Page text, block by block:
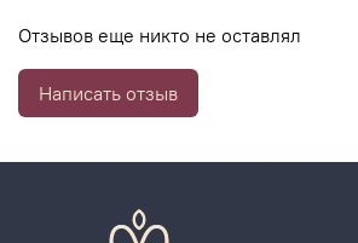
Отзывов еще никто не оставлял
Написать отзыв